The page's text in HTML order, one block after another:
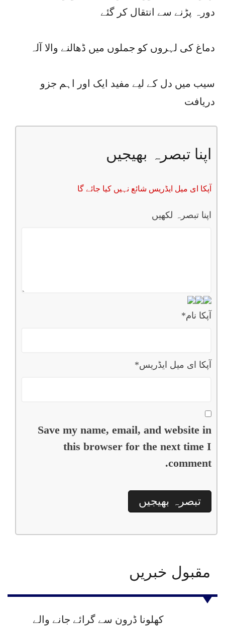
دورہ پڑنے سے انتقال کر گئے
دماغ کی لہروں کو جملوں میں ڈھالنے والا آلہ
سیب میں دل کے لیے مفید ایک اور اہم جزو
دریافت
اپنا تبصرہ بھیجیں
آپکا ای میل ایڈریس شائع نہیں کیا جائے گا
اپنا تبصرہ لکھیں
آپکا نام*
آپکا ای میل ایڈریس*
Save my name, email, and website in
this browser for the next time I
comment.
مقبول خبریں
کھلونا ڈرون سے گرائے جانے والے